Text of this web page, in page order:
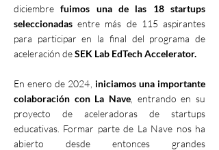
diciembrefuimos una de las 18 startups
seleccionadas entre más de 115 aspirantes
para participar en la final del programa de
aceleración deSEK Lab EdTech Accelerator.
En enero de 2024, iniciamos una importante
colaboración con La Nave , entrando en su
proyecto de aceleradoras de startups
educativas. Formar parte de La Nave nos ha
abierto desde entonces grandes